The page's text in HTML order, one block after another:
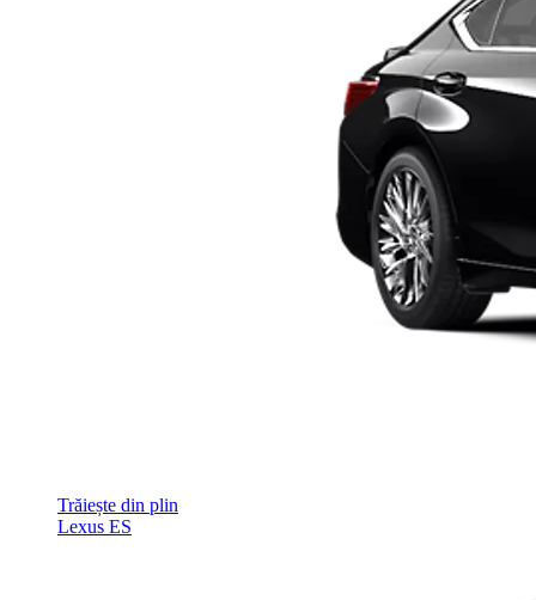
Trăiește din plin
Lexus ES